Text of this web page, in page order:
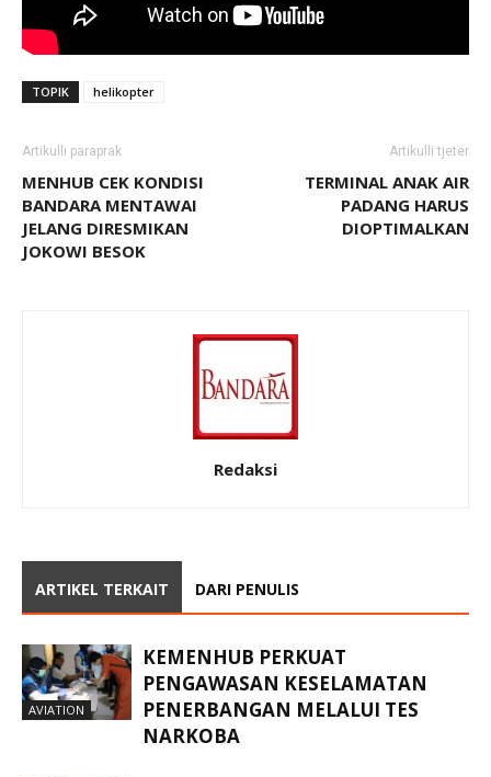
TOPIK helikopter
Artikulli paraprak
MENHUB CEK KONDISI
BANDARA MENTAWAI
JELANG DIRESMIKAN
JOKOWI BESOK
Artikulli tjetër
TERMINAL ANAK AIR
PADANG HARUS
DIOPTIMALKAN
Redaksi
ARTIKEL TERKAIT DARI PENULIS
AVIATION
KEMENHUB PERKUAT
PENGAWASAN KESELAMATAN
PENERBANGAN MELALUI TES
NARKOBA